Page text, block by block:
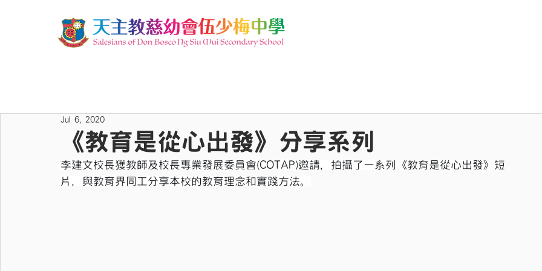
《教育是從心出發》分享系列
Jul 6, 2020
李建文校長獲教師及校長專業發展委員會(COTAP)邀請，拍攝了一系列《教育是從心出發》短
片，與教育界同工分享本校的教育理念和實踐方法。